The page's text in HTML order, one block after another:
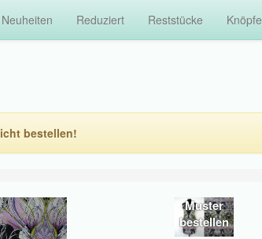
Neuheiten Reduziert Reststücke Knöpfe
bestellen!
Muster
bestellen